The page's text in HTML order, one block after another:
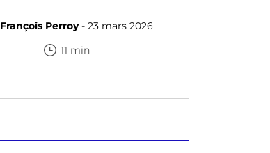
François Perroy- 23 mars 2026
11 min